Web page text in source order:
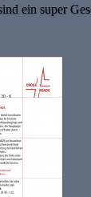
ein super